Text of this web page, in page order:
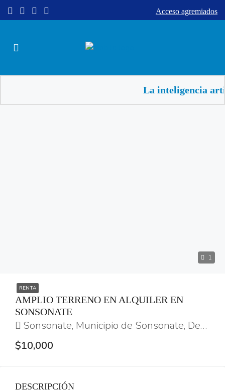
Acceso agremiados
La inteligencia
1
RENTA
AMPLIO TERRENO EN ALQUILER EN
SONSONATE
Sonsonate, Municipio de Sonsonate, Departamento de Sonsonate, República de El Salvador
$10,000
DESCRIPCIÓN